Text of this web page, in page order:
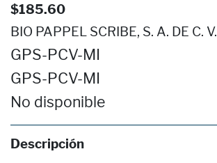
$185.60
BIO PAPPEL SCRIBE, S. A. DE C. V.
GPS-PCV-MI
GPS-PCV-MI
No disponible
Descripción